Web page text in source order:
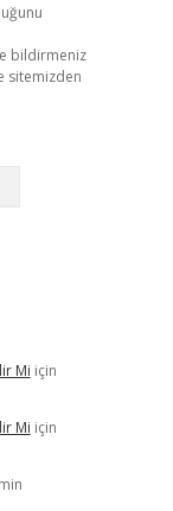
bildirmeniz
sitemizden
Mi için
Mi için